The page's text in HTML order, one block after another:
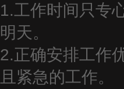
1.工作时间只专
明天。
2.正确安排工作
且紧急的工作。